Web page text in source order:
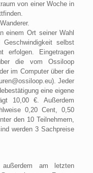
von einer Woche in
einem Ort seiner Wahl
selbst
erfolgen. Eingetragen
die vom Ossiloop
im Computer über die
Jeder
eine eigene
10,00 €. Außerdem
0,20 Cent, 0,50
den 10 Teilnehmern,
werden 3 Sachpreise
am letzten